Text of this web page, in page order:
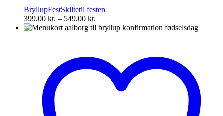
varianter.
Mulighederne
kan
vælges
BryllupFestSkiltetil festen
399,00 kr. – 549,00 kr.
399,00 kr.